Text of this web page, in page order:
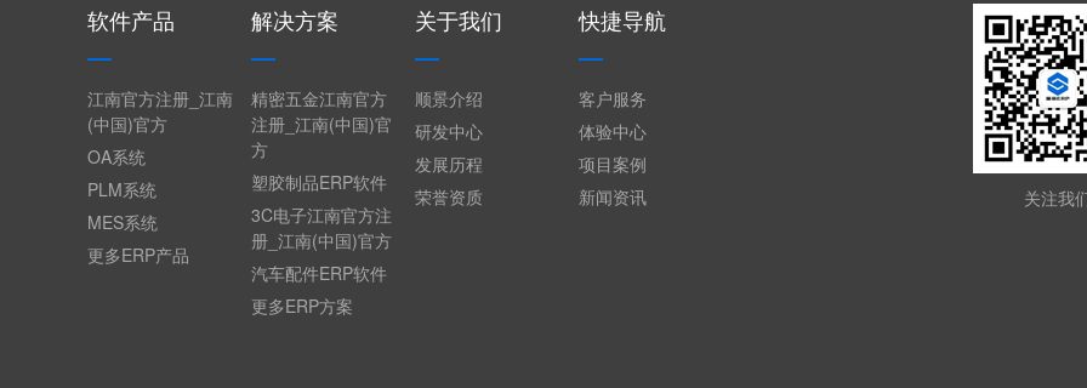
软件产品
江南官方注册_江南
(中国)官方
OA系统
PLM系统
MES系统
更多ERP产品
解决方案
精密五金江南官方
注册_江南(中国)官
方
塑胶制品ERP软件
3C电子江南官方注
册_江南(中国)官方
汽车配件ERP软件
更多ERP方案
关于我们
顺景介绍
研发中心
发展历程
荣誉资质
快捷导航
客户服务
体验中心
项目案例
新闻资讯
关注我